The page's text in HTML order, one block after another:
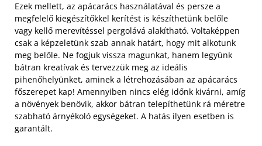
Ezek mellett, az apácarács használatával és persze a
megfelelő kiegészítőkkel kerítést is készíthetünk belőle
vagy kellő merevítéssel pergolává alakítható. Voltaképpen
csak a képzeletünk szab annak határt, hogy mit alkotunk
meg belőle. Ne fogjuk vissza magunkat, hanem legyünk
bátran kreatívak és tervezzük meg az ideális
pihenőhelyünket, aminek a létrehozásában az apácarács
főszerepet kap! Amennyiben nincs elég időnk kivárni, amíg
a növények benövik, akkor bátran telepíthetünk rá méretre
szabható árnyékoló egységeket. A hatás ilyen esetben is
garantált.